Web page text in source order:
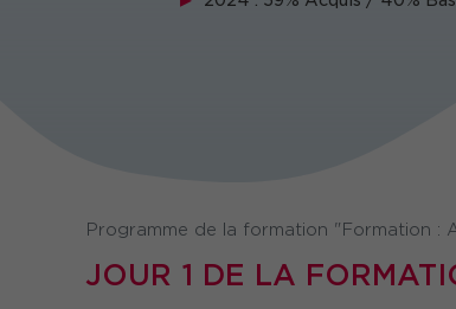
Programme de la formation "Formation :
JOUR 1 DE LA